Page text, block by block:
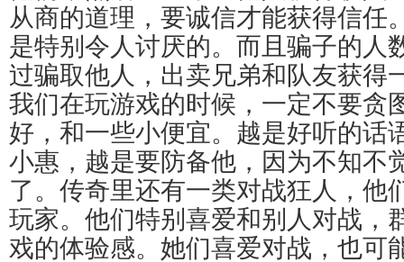
从商的道理，要诚信才能获得信任
是特别令人讨厌的。而且骗子的人
过骗取他人，出卖兄弟和队友获得
我们在玩游戏的时候，一定不要贪
好，和一些小便宜。越是好听的话
小惠，越是要防备他，因为不知不
了。传奇里还有一类对战狂人，他
玩家。他们特别喜爱和别人对战，
戏的体验感。她们喜爱对战，也可